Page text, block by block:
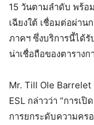
15 วันตามลำดับ พร้อ
เฉียงใต้ เชื่อมต่อผ่าน
ภาคฯ ซึ่งบริการนี้ได้รั
น่าเชื่อถือของตาราง
Mr. Till Ole Barrelet
ESL กล่าวว่า “การเ
การยกระดับความคร